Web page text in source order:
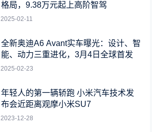
格局，9.38万元起上高阶智驾
2025-02-11
全新奥迪A6 Avant实车曝光：设计、智
能、动力三重进化，3月4日全球首发
2025-02-23
年轻人的第一辆轿跑 小米汽车技术发
布会近距离观摩小米SU7
2023-12-28